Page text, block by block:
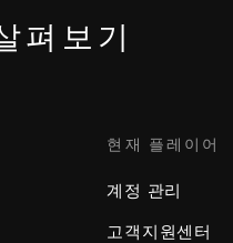
펴보기
현재 플레이어
계정 관리
고객지원센터